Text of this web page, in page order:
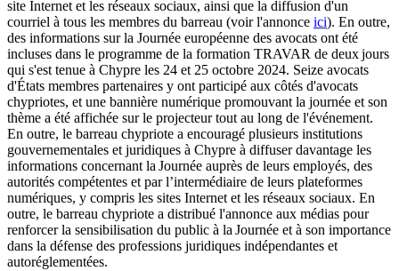
site Internet et les réseaux sociaux, ainsi que la diffusion d'un
courriel à tous les membres du barreau (voir l'annonce ici). En outre,
des informations sur la Journée européenne des avocats ont été
incluses dans le programme de la formation TRAVAR de deux jours
qui s'est tenue à Chypre les 24 et 25 octobre 2024. Seize avocats
d'États membres partenaires y ont participé aux côtés d'avocats
chypriotes, et une bannière numérique promouvant la journée et son
thème a été affichée sur le projecteur tout au long de l'événement.
En outre, le barreau chypriote a encouragé plusieurs institutions
gouvernementales et juridiques à Chypre à diffuser davantage les
informations concernant la Journée auprès de leurs employés, des
autorités compétentes et par l’intermédiaire de leurs plateformes
numériques, y compris les sites Internet et les réseaux sociaux. En
outre, le barreau chypriote a distribué l'annonce aux médias pour
renforcer la sensibilisation du public à la Journée et à son importance
dans la défense des professions juridiques indépendantes et
autoréglementées.